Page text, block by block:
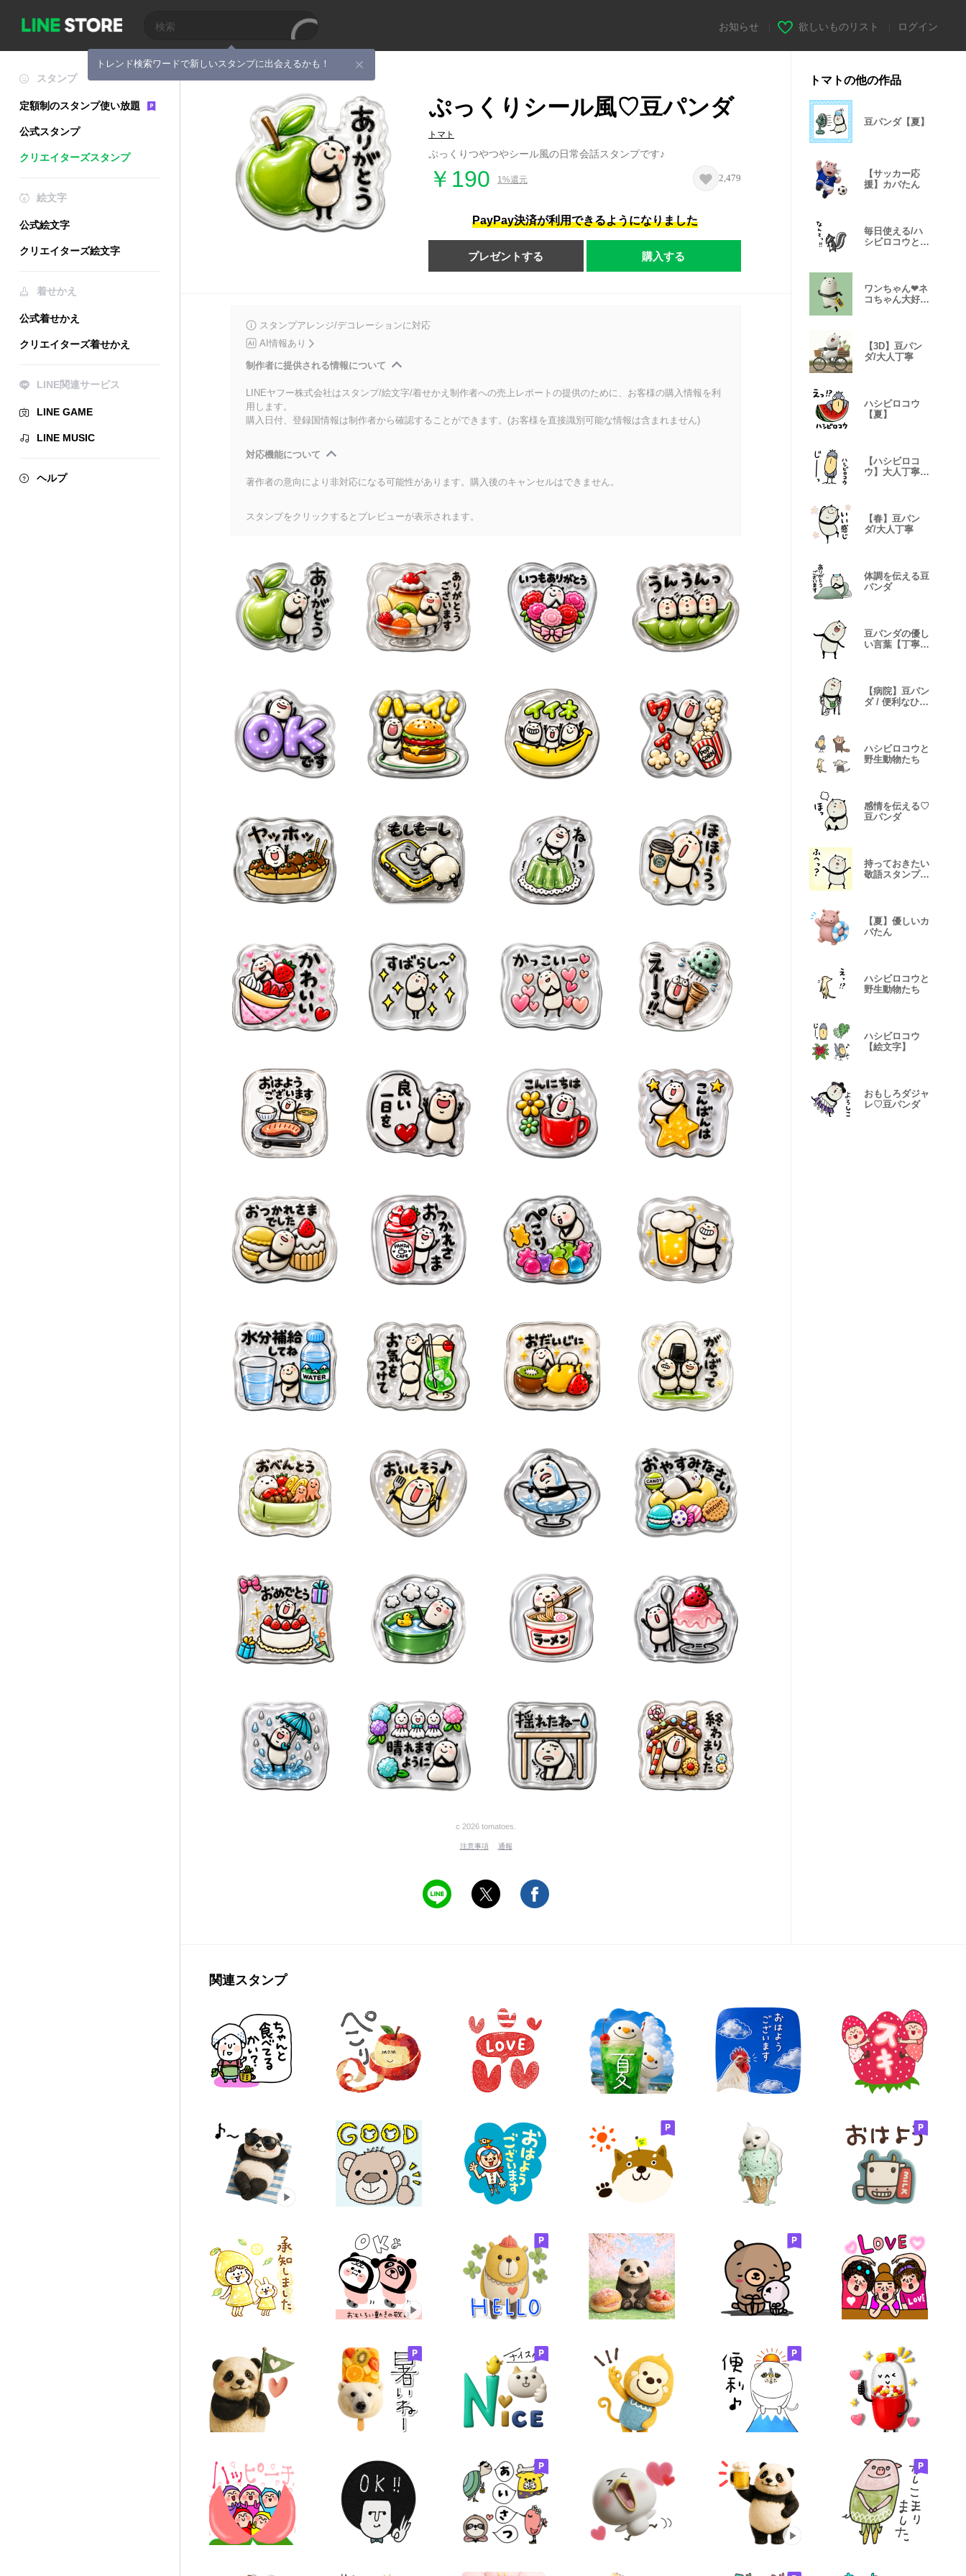
トレンド検索ワードで新しいスタンプに出会えるかも！
お知らせ 欲しいものリスト ログイン
スタンプ
定額制のスタンプ使い放題
公式スタンプ
クリエイターズスタンプ
絵文字
公式絵文字
クリエイターズ絵文字
着せかえ
公式着せかえ
クリエイターズ着せかえ
LINE関連サービス
LINE GAME
LINE MUSIC
ヘルプ
ぷっくりシール風♡豆パンダ
トマト
ぷっくりつやつやシール風の日常会話スタンプです♪
￥190 1%還元 2,479
PayPay決済が利用できるようになりました
プレゼントする 購入する
スタンプアレンジ/デコレーションに対応
AI情報あり
制作者に提供される情報について
LINEヤフー株式会社はスタンプ/絵文字/着せかえ制作者への売上レポートの提供のために、お客様の購入情報を利
用します。
購入日付、登録国情報は制作者から確認することができます。(お客様を直接識別可能な情報は含まれません)
対応機能について
著作者の意向により非対応になる可能性があります。購入後のキャンセルはできません。
スタンプをクリックするとプレビューが表示されます。
c 2026 tomatoes.
注意事項 通報
トマトの他の作品
豆パンダ【夏】
【サッカー応
援】カバたん
毎日使える/ハ
シビロコウと野
ワンちゃん❤︎ネ
コちゃん大好き
【3D】豆パン
ダ/大人丁寧
ハシビロコウ
【夏】
【ハシビロコ
ウ】大人丁寧•
【春】豆パン
ダ/大人丁寧
体調を伝える豆
パンダ
豆パンダの優し
い言葉【丁寧／
【病院】豆パン
ダ / 便利なひと
ハシビロコウと
野生動物たち
感情を伝える♡
豆パンダ
持っておきたい
敬語スタンプ♡
【夏】優しいカ
バたん
ハシビロコウと
野生動物たち
ハシビロコウ
【絵文字】
おもしろダジャ
レ♡豆パンダ
関連スタンプ